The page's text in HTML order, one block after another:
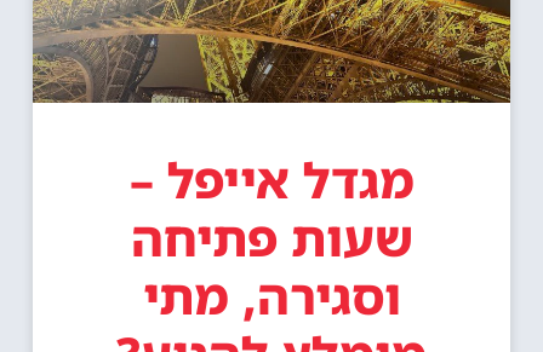
מגדל אייפל –
שעות פתיחה
וסגירה, מתי